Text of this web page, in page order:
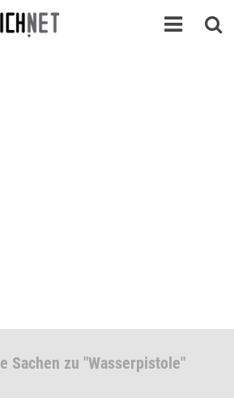
Sachen zu "Wasserpistole"